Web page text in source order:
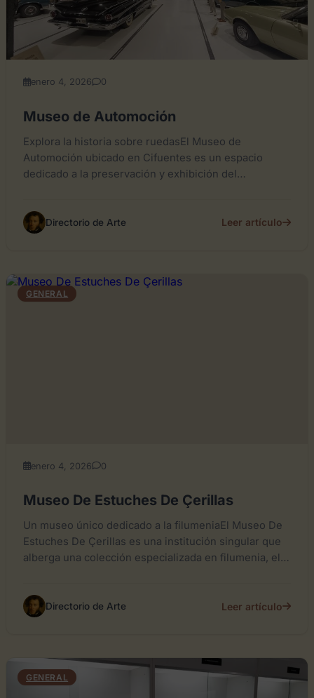
enero 4, 2026 0
Museo de Automoción
Explora la historia sobre ruedasEl Museo de
Automoción ubicado en Cifuentes es un espacio
dedicado a la preservación y exhibición del
Directorio de Arte Leer artículo
GENERAL
enero 4, 2026 0
Museo De Estuches De Çerillas
Un museo único dedicado a la filumeniaEl Museo De
Estuches De Çerillas es una institución singular que
alberga una colección especializada en filumenia, el
Directorio de Arte Leer artículo
GENERAL